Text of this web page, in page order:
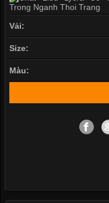
Vải:
Size:
Màu: